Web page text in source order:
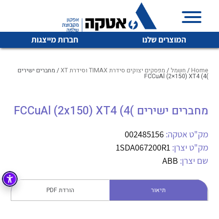
המוצרים שלנו חברות מייצגות
איכות | שרות | זמינות
והפצה של מוצרי
מיתוג, בקרה , ואינסטלציה חשמלית ופעילה ב7 תחומים:
חשמל מיתוג ואינסטלציה חשמלית
בקרה
זיווד
לכל מוצרי היצרן לכל מוצרי היצרן
לכל מוצרי היצרן לכל מוצרי היצרן
Home
/ חשמל / מפסקים יצוקים סידרת TIMAX וסידרת XT / מחברים ישירים
)FCCuAl (2×150) XT4 (4
מחברים ישירים )FCCuAl (2x150) XT4 (4
מק"ט אטקה: 002485156
מק"ט יצרן: 1SDA067200R1
שם יצרן: ABB
תיאור הורדת PDF